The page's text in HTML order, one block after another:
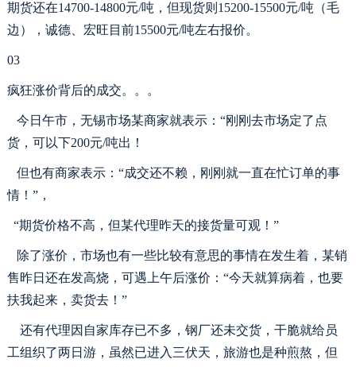
期货还在14700-14800元/吨，但现货则1 5200-1 5500元/吨（毛
边），诚德、宏旺目前1 5500元/吨左右报价。
03
疯狂涨价背后的成交。。。
今日午市，无锡市场某商家就表示： “刚刚去市场定了点
货，可以下200元/吨出！
但也有商家表示： “成交还不赖，刚刚就一直在忙订单的事
情！”，
“期货价格不高，但某代理昨天的接货量可观！”
除了涨价，市场也有一些比较有意思的事情在发生着，某销
售昨日还在发高烧，可遇上午后涨价： “今天就算病着，也要
扶我起来，卖货去！”
还有代理因自家库存已不多，钢厂还未交货，干脆就给员
工组织了两日游，虽然已进入三伏天，旅游也是种煎熬，但